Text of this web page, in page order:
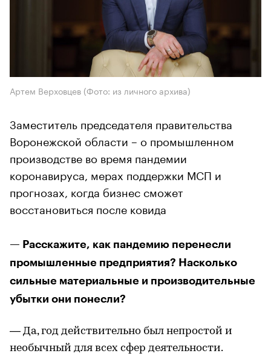
Артем Верховцев (Фото: из личного архива)
Заместитель председателя правительства
Воронежской области – о промышленном
производстве во время пандемии
коронавируса, мерах поддержки МСП и
прогнозах, когда бизнес сможет
восстановиться после ковида
— Расскажите, как пандемию перенесли
промышленные предприятия? Насколько
сильные материальные и производительные
убытки они понесли?
— Да, год действительно был непростой и
необычный для всех сфер деятельности.